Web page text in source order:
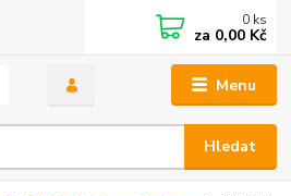
Menu
Hledat
0 ks
za 0,00 Kč